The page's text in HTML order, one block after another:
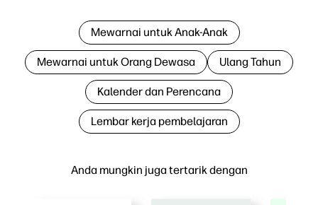
Anda mungkin juga tertarik dengan
Mewarnai untuk Anak-Anak
Mewarnai untuk Orang Dewasa Ulang Tahun
Kalender dan Perencana
Lembar kerja pembelajaran